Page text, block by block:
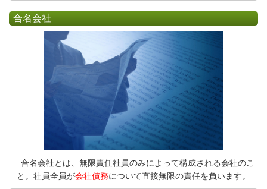
合名会社
合名会社とは、無限責任社員のみによって構成される会社のこ
と。社員全員が会社債務について直接無限の責任を負います。